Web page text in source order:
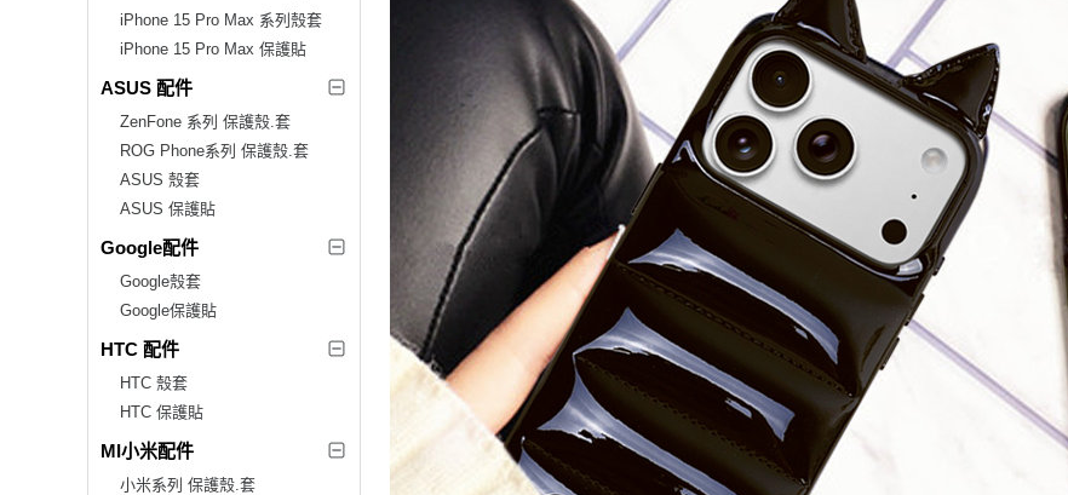
iPhone 15 Pro Max 系列殼套
iPhone 15 Pro Max 保護貼
ASUS 配件
ZenFone 系列 保護殼.套
ROG Phone系列 保護殼.套
ASUS 殼套
ASUS 保護貼
Google配件
Google殼套
Google保護貼
HTC 配件
HTC 殼套
HTC 保護貼
MI小米配件
小米系列 保護殼.套